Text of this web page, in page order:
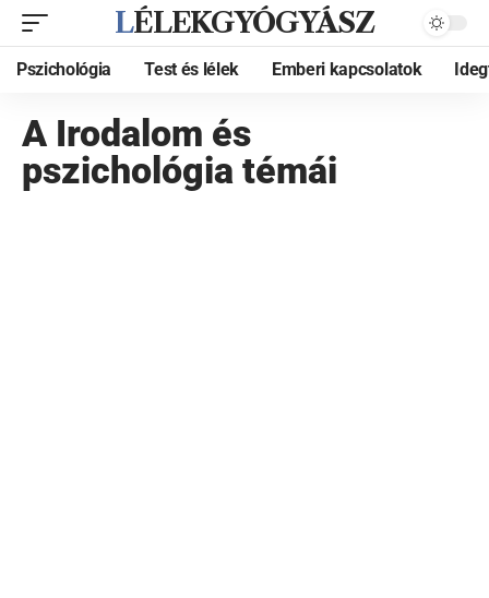
LÉLEKGYÓGYÁSZ
Pszichológia Test és lélek Emberi kapcsolatok
A Irodalom és
pszichológia témái